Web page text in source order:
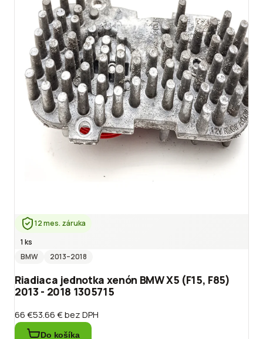
12 mes. záruka
1 ks
BMW
2013–2018
Riadiaca jednotka xenón BMW X5 (F15, F85)
2013 - 2018 1305715
66 €53.66 €bez DPH
Do košíka